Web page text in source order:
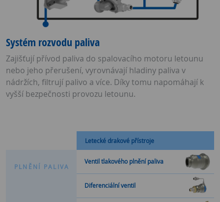
Systém rozvodu paliva
Zajišťují přívod paliva do spalovacího motoru letounu
nebo jeho přerušení, vyrovnávají hladiny paliva v
nádržích, filtrují palivo a více. Díky tomu napomáhají k
vyšší bezpečnosti provozu letounu.
Letecké drakové přístroje
P LN Ě N Í PAL IVA
Ventil tlakového plnění paliva
Diferenciální ventil